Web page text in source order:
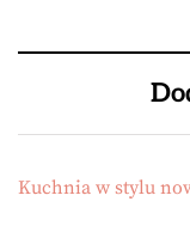
Kuchnia w stylu